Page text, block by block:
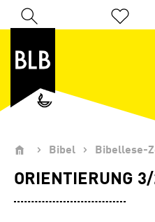
Zum Hauptinhalt springen
Du
Bibel Bibellese-
ORIENTIERUNG